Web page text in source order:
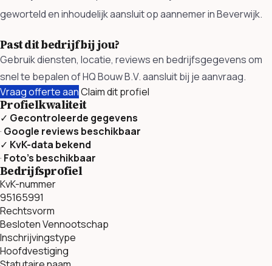
geworteld en inhoudelijk aansluit op aannemer in Beverwijk.
Past dit bedrijf bij jou?
Gebruik diensten, locatie, reviews en bedrijfsgegevens om
snel te bepalen of HQ Bouw B.V. aansluit bij je aanvraag.
Vraag offerte aanClaim dit profiel
Profielkwaliteit
✓ Gecontroleerde gegevens
· Google reviews beschikbaar
✓ KvK-data bekend
· Foto’s beschikbaar
Bedrijfsprofiel
KvK-nummer
95165991
Rechtsvorm
Besloten Vennootschap
Inschrijvingstype
Hoofdvestiging